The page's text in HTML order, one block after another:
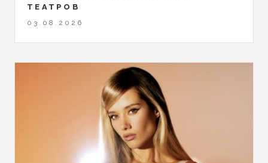
ТЕАТРОВ
03.08.2026